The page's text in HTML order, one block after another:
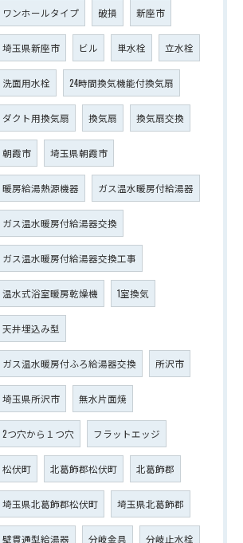
ワンホールタイプ 破損 新座市
埼玉県新座市 ビル 単水栓 立水栓
洗面用水栓 24時間換気機能付換気扇
ダクト用換気扇 換気扇 換気扇交換
朝霞市 埼玉県朝霞市
暖房給湯熱源機器 ガス温水暖房付給湯器
ガス温水暖房付給湯器交換
ガス温水暖房付給湯器交換工事
温水式浴室暖房乾燥機 1室換気
天井埋込み型
ガス温水暖房付ふろ給湯器交換 所沢市
埼玉県所沢市 無水片面焼
2つ穴から１つ穴 フラットエッジ
松伏町 北葛飾郡松伏町 北葛飾郡
埼玉県北葛飾郡松伏町 埼玉県北葛飾郡
壁貫通型給湯器 分岐金具 分岐止水栓